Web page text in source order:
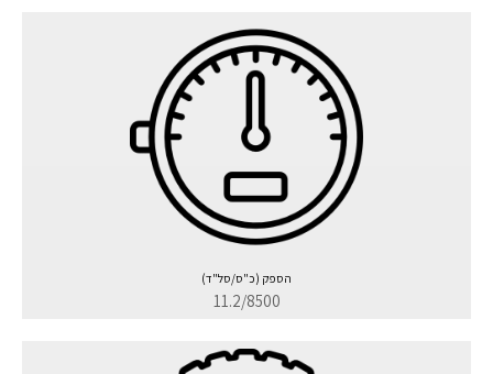
הספק (כ"ס/סל"ד)
11.2/8500